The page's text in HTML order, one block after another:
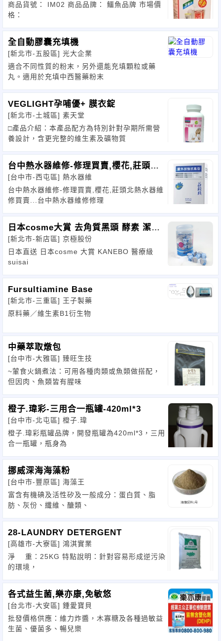
商品貨號： IM02 商品品牌： 鱷魚品牌 市場價
格：
全自動膠囊充填機
[新北市-五股區] 光大企業
適合不同性質的粉末，另外還能充填顆粒或藥
丸。適用於充填中西醫藥粉末
VEGLIGHT孕哺優+ 膜衣錠
[新北市-土城區] 素天堂
□產品介紹：本產品配方為特別針對孕期所需營
養設計，含更完整的維生素及礦物質
台中熱水器維修-修理買賣,櫻花,莊頭北
熱
[台中市-西屯區] 熱水器維
台中熱水器維修-修理買賣,櫻花,莊頭北熱水器維
修買賣...台中熱水器維修修理
日本cosme大賞 去角質黑頭 酵素 潔面
洗顏粉
[新北市-新店區] 京極股份
日本直送 日本cosme 大賞 KANEBO 醫療級
suisai
Fursultiamine Base
[新北市-三重區] 王子製藥
原料藥／維生素B1衍生物
中藥萃取燉包
[台中市-大雅區] 臻旺生技
~葷食火鍋煮法：可用各種肉類或魚類做搭配，
但因肉、魚類皆有腥味
橙子.瑋彩-三用合一瓶罐-420ml*3
[台中市-北屯區] 橙子.瑋
橙子.瑋彩瓶罐品牌，開發瓶罐為420ml*3，三用
合一瓶罐，瓶身為
挪威深海海藻粉
[台中市-豐原區] 海藻王
富含有機碘及活性矽及一般成分：蛋白質、脂
肪、灰份、纖維、醣類、
28-LAUNDRY DETERGENT
[高雄市-大寮區] 鴻淇實業
淨 重：25KG 特點說明：針對容易形成逆污染
的環境，
各式益生菌,樂亦康,免敏悠
[台北市-大安區] 鍾愛寶貝
批發價格供應：維力炸醬，木寡糖及各種過敏益
生菌、優菌多、暢兒樂